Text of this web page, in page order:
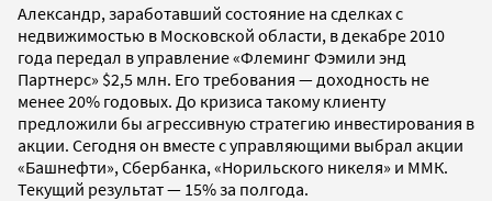
Александр, заработавший состояние на сделках с
недвижимостью в Московской области, в декабре 2010
года передал в управление «Флеминг Фэмили энд
Партнерс» $2,5 млн. Его требования — доходность не
менее 20% годовых. До кризиса такому клиенту
предложили бы агрессивную стратегию инвестирования в
акции. Сегодня он вместе с управляющими выбрал акции
«Башнефти», Сбербанка, «Норильского никеля» и ММК.
Текущий результат — 15% за полгода.